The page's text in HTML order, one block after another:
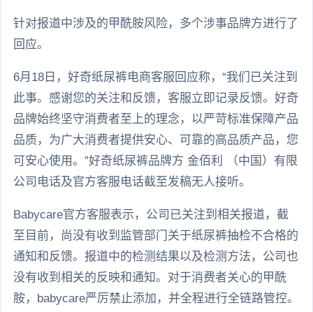
针对报道中涉及的甲酰胺风险，多个涉事品牌方进行了
回应。
6月18日，好奇纸尿裤电商客服回应称，“我们已关注到
此事。感谢您的关注和反馈，客服立即记录反馈。好奇
品牌始终坚守消费者至上的理念，以严苛标准保障产品
品质，为广大消费者提供安心、可靠的高品质产品，您
可安心使用。”好奇纸尿裤品牌方 金佰利 （中国）有限
公司电话及官方客服电话截至发稿无人接听。
Babycare官方客服表示，公司已关注到相关报道，截
至目前，尚没有收到监管部门关于纸尿裤抽检不合格的
通知和反馈。报道中的检测结果以及检测方法，公司也
没有收到相关的反映和通知。对于消费者关心的甲酰
胺，babycare严厉禁止添加，并全程进行全链路管控。